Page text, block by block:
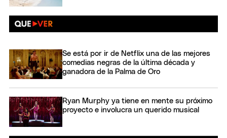
Se está por ir de Netflix una de las mejores
comedias negras de la última década y
ganadora de la Palma de Oro
Ryan Murphy ya tiene en mente su próximo
proyecto e involucra un querido musical